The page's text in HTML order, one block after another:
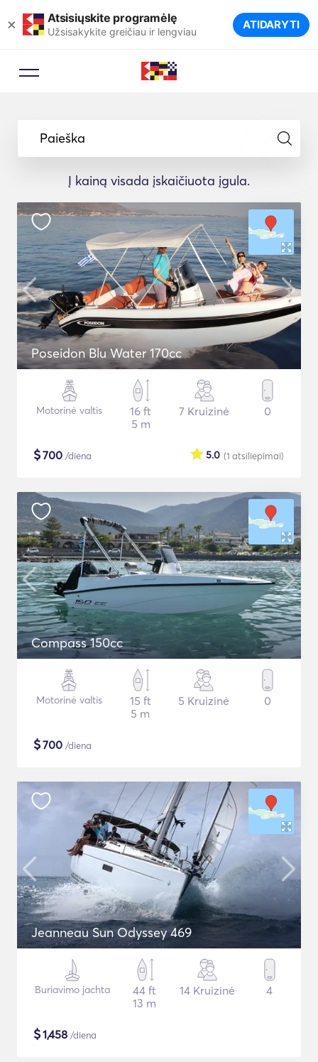
× Atsisiųskite programėlę
Užsisakykite greičiau ir lengviau ATIDARYTI
Paieška
Į kainą visada įskaičiuota įgula.
Poseidon Blu Water 170cc
Motorinė valtis
16 ft
5 m
7 Kruizinė 0
$700 /diena (1 atsiliepimai)
5.0
Compass 150cc
Motorinė valtis
15 ft
5 m
5 Kruizinė 0
$700 /diena
Jeanneau Sun Odyssey 469
Buriavimo jachta
44 ft
13 m
14 Kruizinė 4
$1,458 /diena